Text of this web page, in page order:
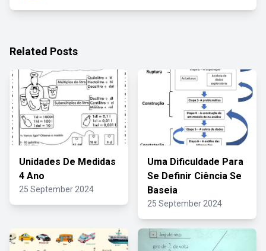
Related Posts
Unidades De Medidas
4 Ano
25 September 2024
Uma Dificuldade Para
Se Definir Ciência Se
Baseia
25 September 2024